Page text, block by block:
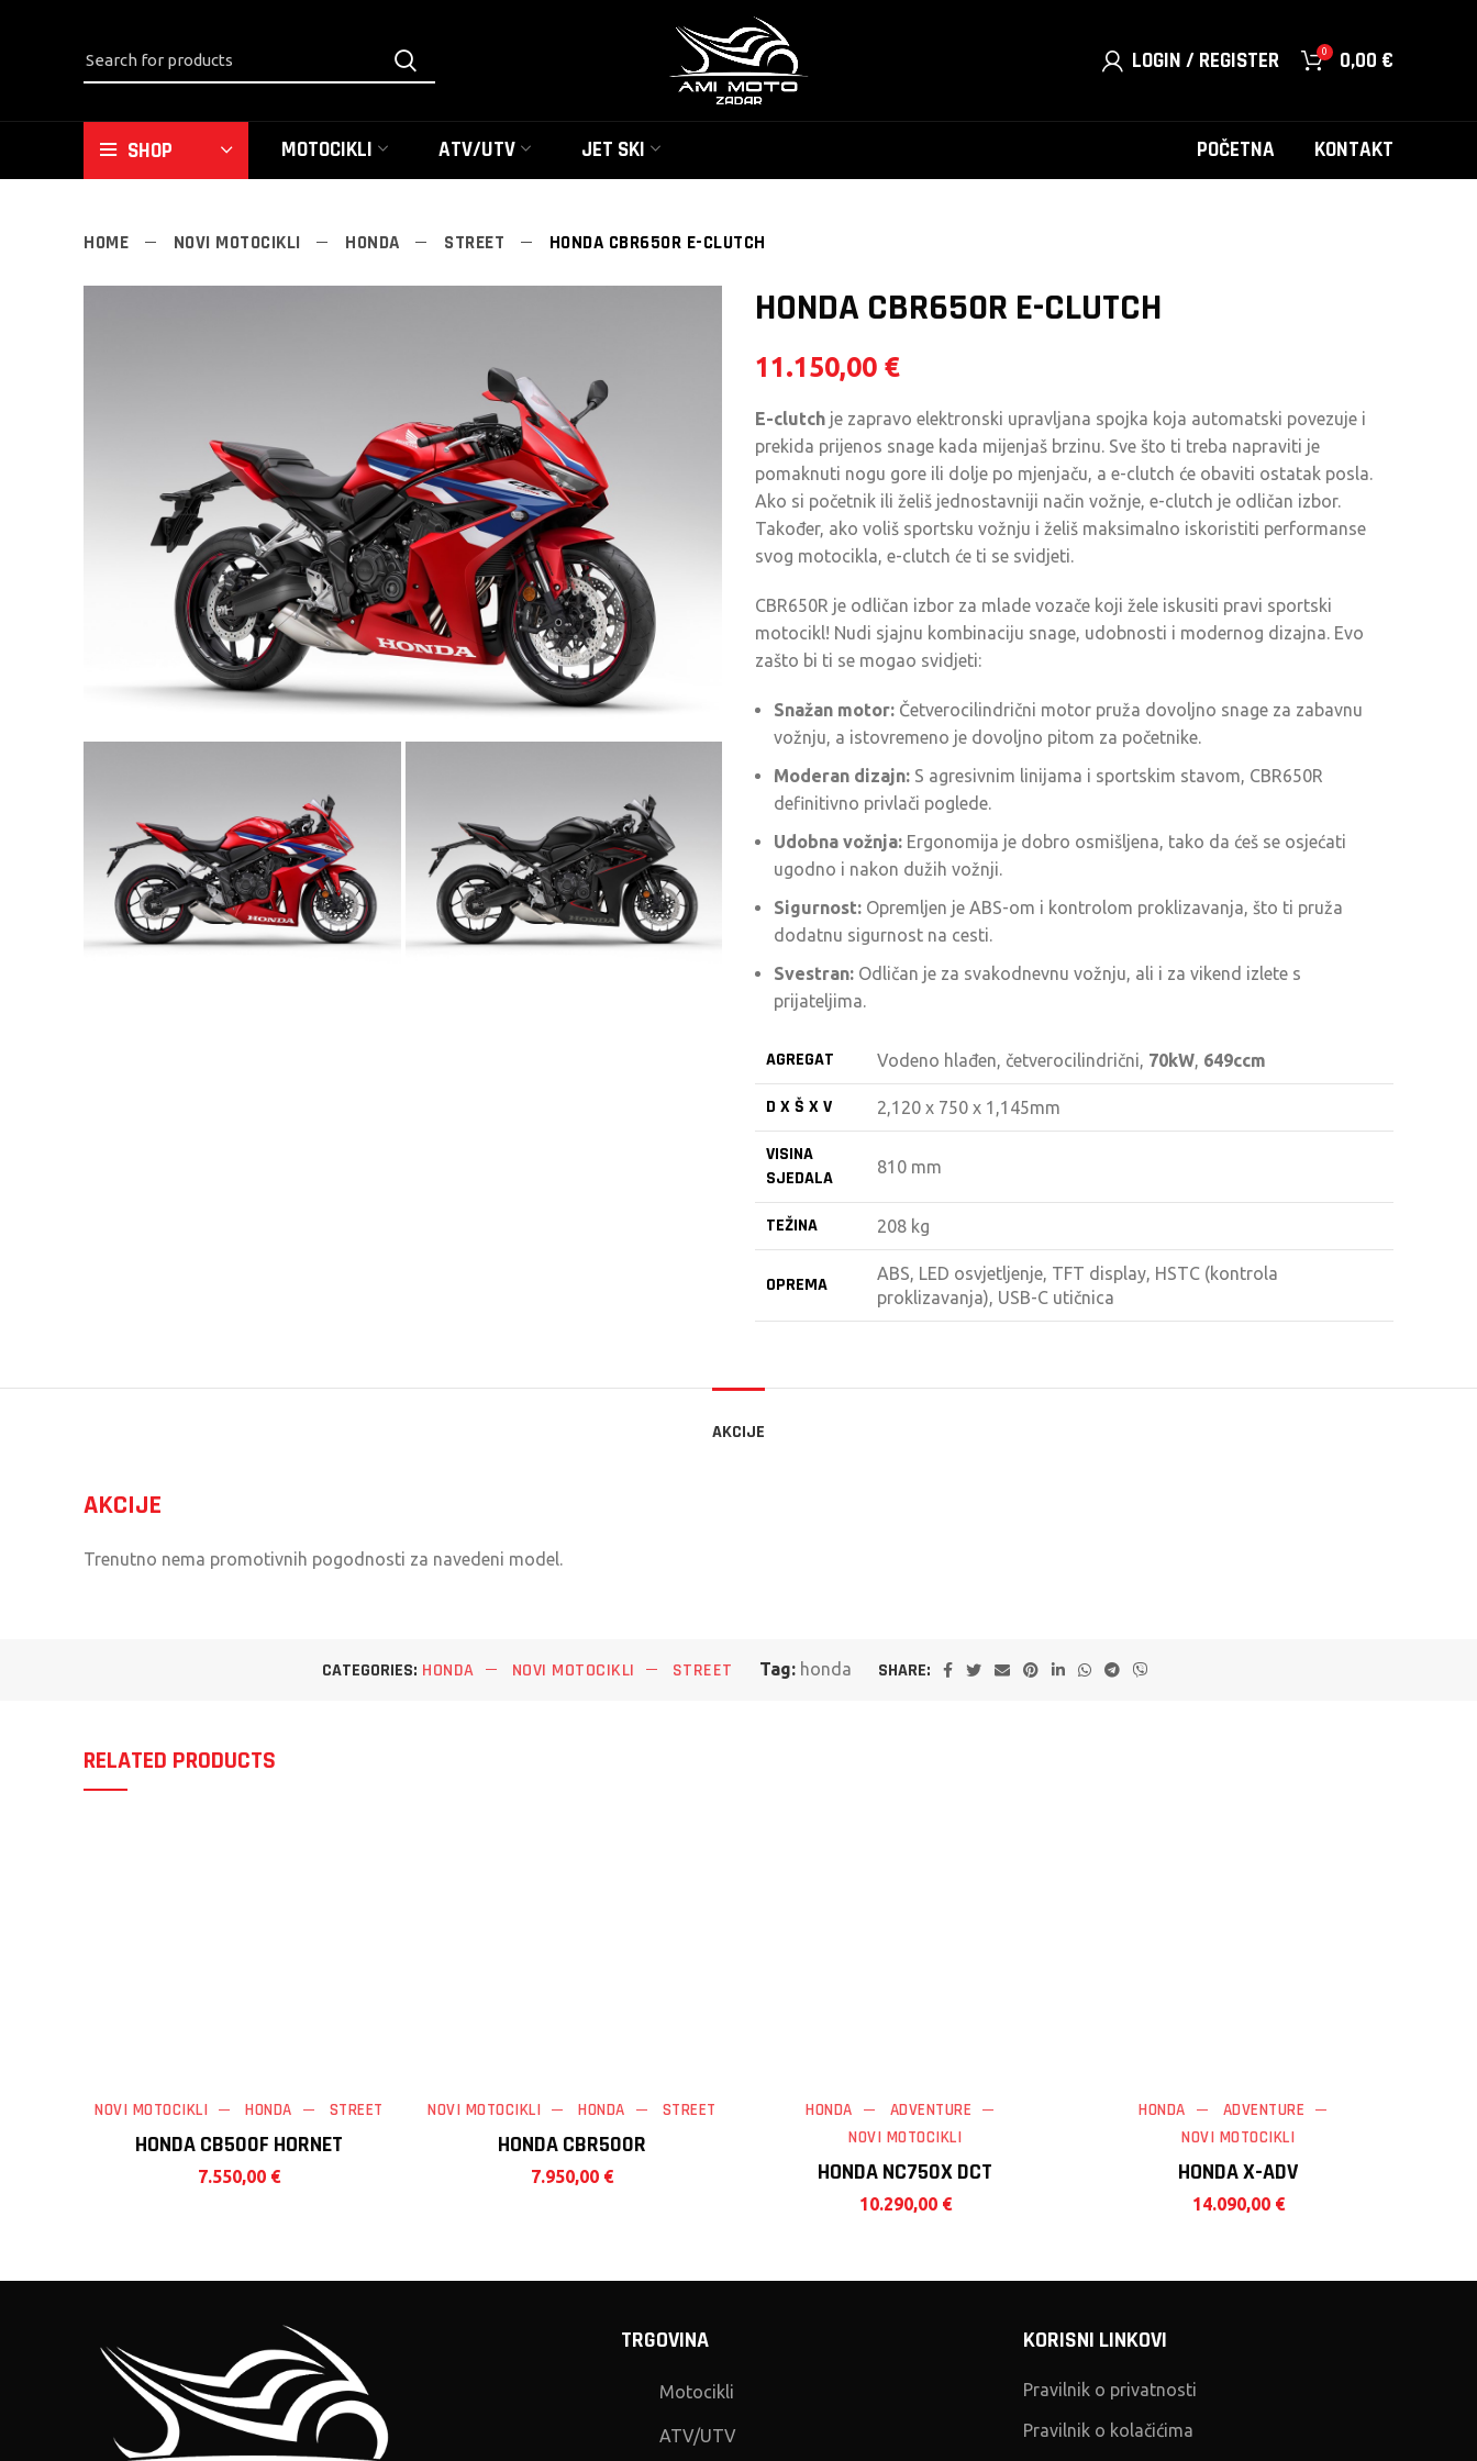
LOGIN / REGISTER 0 0,00 €
SHOP MOTOCIKLI ATV/UTV JET SKI POČETNA KONTAKT
HOME NOVI MOTOCIKLI HONDA STREET HONDA CBR650R E-CLUTCH
HONDA CBR650R E-CLUTCH
11.150,00 €
E-clutch je zapravo elektronski upravljana spojka koja automatski povezuje i
prekida prijenos snage kada mijenjaš brzinu. Sve što ti treba napraviti je
pomaknuti nogu gore ili dolje po mjenjaču, a e-clutch će obaviti ostatak posla.
Ako si početnik ili želiš jednostavniji način vožnje, e-clutch je odličan izbor.
Također, ako voliš sportsku vožnju i želiš maksimalno iskoristiti performanse
svog motocikla, e-clutch će ti se svidjeti.
CBR650R je odličan izbor za mlade vozače koji žele iskusiti pravi sportski
motocikl! Nudi sjajnu kombinaciju snage, udobnosti i modernog dizajna. Evo
zašto bi ti se mogao svidjeti:
Snažan motor: Četverocilindrični motor pruža dovoljno snage za zabavnu
vožnju, a istovremeno je dovoljno pitom za početnike.
Moderan dizajn: S agresivnim linijama i sportskim stavom, CBR650R
definitivno privlači poglede.
Udobna vožnja: Ergonomija je dobro osmišljena, tako da ćeš se osjećati
ugodno i nakon dužih vožnji.
Sigurnost: Opremljen je ABS-om i kontrolom proklizavanja, što ti pruža
dodatnu sigurnost na cesti.
Svestran: Odličan je za svakodnevnu vožnju, ali i za vikend izlete s
prijateljima.
AGREGAT Vodeno hlađen, četverocilindrični, 70kW, 649ccm
D X Š X V 2,120 x 750 x 1,145mm
VISINA
SJEDALA
810 mm
TEŽINA 208 kg
OPREMA
ABS, LED osvjetljenje, TFT display, HSTC (kontrola
proklizavanja), USB-C utičnica
AKCIJE
AKCIJE
Trenutno nema promotivnih pogodnosti za navedeni model.
CATEGORIES: HONDA NOVI MOTOCIKLI STREET Tag: honda SHARE:
RELATED PRODUCTS
HONDA CB500F HORNET
NOVI MOTOCIKLI HONDA STREET
7.550,00 €
HONDA CBR500R
NOVI MOTOCIKLI HONDA STREET
7.950,00 € HONDA NC750X DCT
HONDA
ADVENTURE
NOVI MOTOCIKLI
10.290,00 €
HONDA X-ADV
HONDA
ADVENTURE
NOVI MOTOCIKLI
14.090,00 €
TRGOVINA
Motocikli
ATV/UTV
KORISNI LINKOVI
Pravilnik o privatnosti
Pravilnik o kolačićima